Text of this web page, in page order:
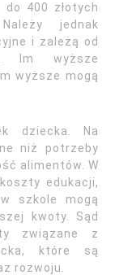
400 złotych
jednak
i zależą od
Im wyższe
wyższe mogą
dziecka. Na
niż potrzeby
alimentów. W
edukacji,
szkole mogą
kwoty. Sąd
związane z
które są
rozwoju.